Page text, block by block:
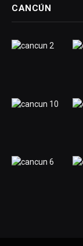
CANCÚN